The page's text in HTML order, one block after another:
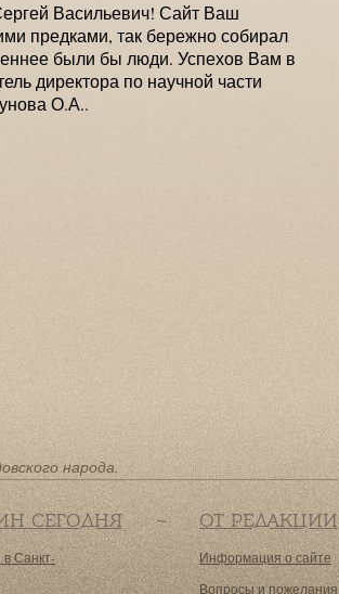
Васильевич! Сайт Ваш
предками, так бережно собирал
были бы люди. Успехов Вам в
директора по научной части
О.А..
народа.
СЕГОДНЯ
Санкт-
ОТ РЕДАКЦИИ
Информация о сайте
Вопросы и пожелания